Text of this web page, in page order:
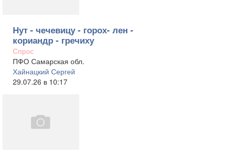
Нут - чечевицу - горох- лен -
кориандр - гречиху
Спрос
ПФО Самарская обл.
Хайнацкий Сергей
29.07.26 в 10:17